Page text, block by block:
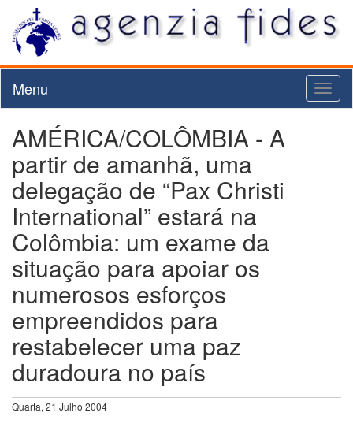
Menu
AMÉRICA/COLÔMBIA - A
partir de amanhã, uma
delegação de “Pax Christi
International” estará na
Colômbia: um exame da
situação para apoiar os
numerosos esforços
empreendidos para
restabelecer uma paz
duradoura no país
Quarta, 21 Julho 2004